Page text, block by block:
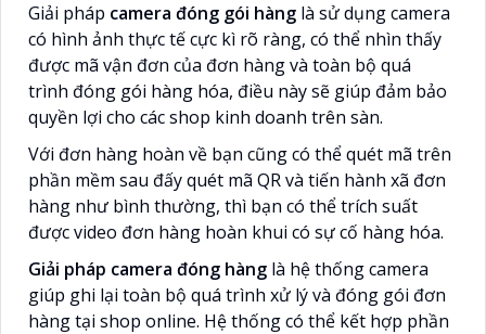
Giải pháp camera đóng gói hàng là sử dụng camera
có hình ảnh thực tế cực kì rõ ràng, có thể nhìn thấy
được mã vận đơn của đơn hàng và toàn bộ quá
trình đóng gói hàng hóa, điều này sẽ giúp đảm bảo
quyền lợi cho các shop kinh doanh trên sàn.
Với đơn hàng hoàn về bạn cũng có thể quét mã trên
phần mềm sau đấy quét mã QR và tiến hành xã đơn
hàng như bình thường, thì bạn có thể trích suất
được video đơn hàng hoàn khui có sự cố hàng hóa.
Giải pháp camera đóng hàng là hệ thống camera
giúp ghi lại toàn bộ quá trình xử lý và đóng gói đơn
hàng tại shop online. Hệ thống có thể kết hợp phần